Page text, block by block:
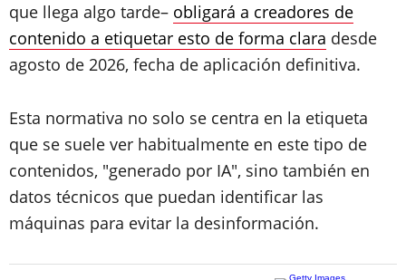
que llega algo tarde– obligará a creadores de
contenido a etiquetar esto de forma clara desde
agosto de 2026, fecha de aplicación definitiva.
Esta normativa no solo se centra en la etiqueta
que se suele ver habitualmente en este tipo de
contenidos, "generado por IA", sino también en
datos técnicos que puedan identificar las
máquinas para evitar la desinformación.